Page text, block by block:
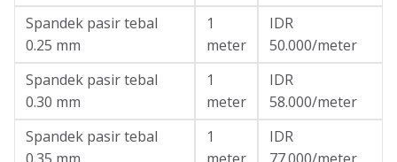
Spandek pasir tebal
0.25 mm
1
meter
IDR
50.000/meter
Spandek pasir tebal
0.30 mm
1
meter
IDR
58.000/meter
Spandek pasir tebal
1
IDR